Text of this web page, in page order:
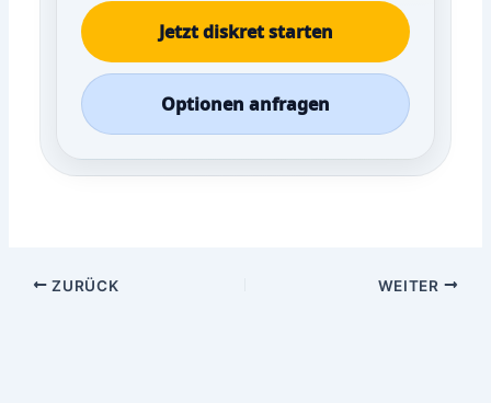
Jetzt diskret starten
Optionen anfragen
ZURÜCK WEITER